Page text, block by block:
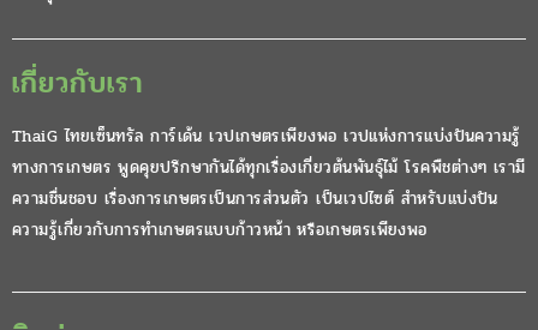
เกี่ยวกับเรา
ThaiG ไทยเซ็นทรัล การ์เด้น เวปเกษตรเพียงพอ เวปแห่งการแบ่งปันความรู้
ทางการเกษตร พูดคุยปรึกษากันได้ทุกเรื่องเกี่ยวต้นพันธุ์ไม้ โรคพืชต่างๆ เรามี
ความชื่นชอบ เรื่องการเกษตรเป็นการส่วนตัว เป็นเวปไซต์ สำหรับแบ่งปัน
ความรู้เกี่ยวกับการทำเกษตรแบบก้าวหน้า หรือเกษตรเพียงพอ